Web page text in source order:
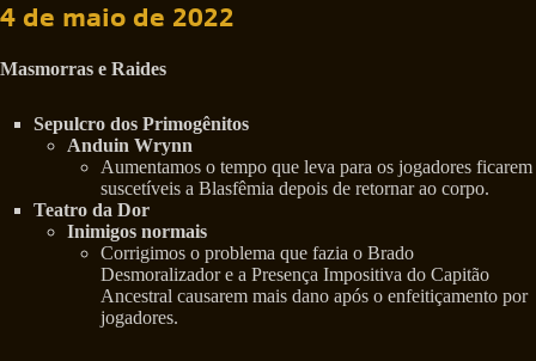
4 de maio de 2022
Masmorras e Raides
Sepulcro dos Primogênitos
Anduin Wrynn
Aumentamos o tempo que leva para os jogadores ficarem
suscetíveis a Blasfêmia depois de retornar ao corpo.
Teatro da Dor
Inimigos normais
Corrigimos o problema que fazia o Brado
Desmoralizador e a Presença Impositiva do Capitão
Ancestral causarem mais dano após o enfeitiçamento por
jogadores.